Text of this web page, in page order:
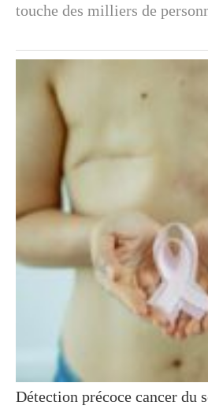
touche des milliers de
Détection précoce cancer du